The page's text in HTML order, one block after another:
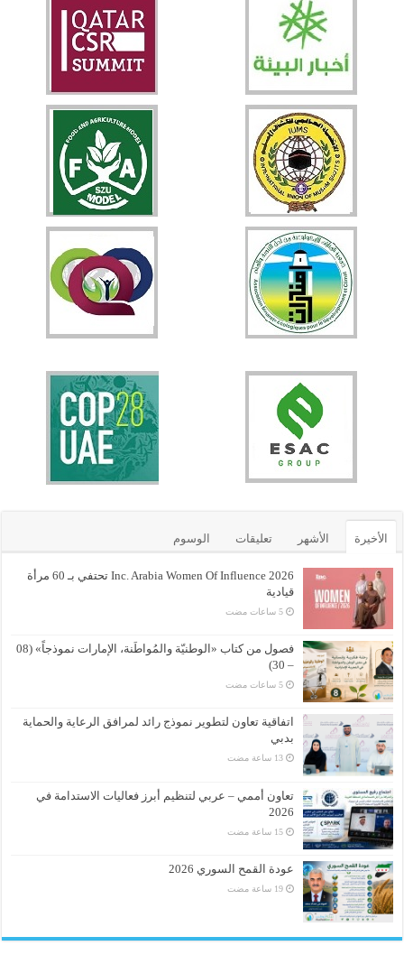
الأخيرة الأشهر تعليقات الوسوم
Inc. Arabia Women Of Influence 2026 تحتفي بـ 60 مرأة
قيادية
فصول من كتاب «الوطنيّة والمُواطَنة، الإمارات نموذجاً» (08
– 30)
اتفاقية تعاون لتطوير نموذج رائد لمرافق الرعاية والحماية
بدبي
تعاون أممي – عربي لتنظيم أبرز فعاليات الاستدامة في
2026
عودة القمح السوري 2026